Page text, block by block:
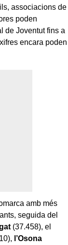
associacions de
poden
de Joventut fins a
encara poden
amb més
seguida del
(37.458), el
l’Osona